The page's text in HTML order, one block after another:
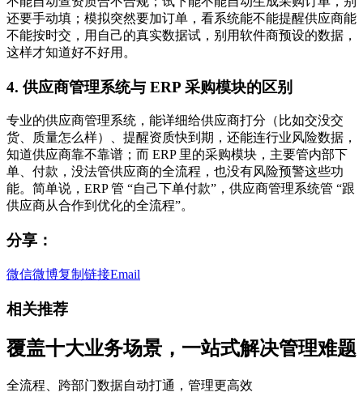
还要手动填；模拟突然要加订单，看系统能不能提醒供应商能
不能按时交，用自己的真实数据试，别用软件商预设的数据，
这样才知道好不好用。
4. 供应商管理系统与 ERP 采购模块的区别
专业的供应商管理系统，能详细给供应商打分（比如交没交
货、质量怎么样）、提醒资质快到期，还能连行业风险数据，
知道供应商靠不靠谱；而 ERP 里的采购模块，主要管内部下
单、付款，没法管供应商的全流程，也没有风险预警这些功
能。简单说，ERP 管 “自己下单付款”，供应商管理系统管 “跟
供应商从合作到优化的全流程”。
分享：
微信微博复制链接Email
相关推荐
覆盖十大业务场景，一站式解决管理难题
全流程、跨部门数据自动打通，管理更高效